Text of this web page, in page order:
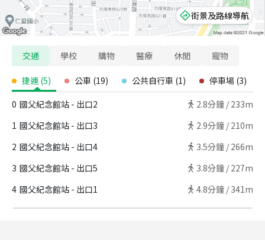
街景及路線導航
交通 學校 購物 醫療 休閒 寵物
捷運 (5) 公車 (19) 公共自行車 (1) 停車場 (3)
0 國父紀念館站 - 出口2 2.8分鐘 / 233m
1 國父紀念館站 - 出口3 2.9分鐘 / 210m
2 國父紀念館站 - 出口4 3.5分鐘 / 266m
3 國父紀念館站 - 出口5 3.8分鐘 / 227m
4 國父紀念館站 - 出口1 4.8分鐘 / 341m